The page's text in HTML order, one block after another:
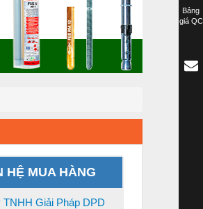
HỆ MUA HÀNG
TNHH Giải Pháp DPD
Bảng
giá QC